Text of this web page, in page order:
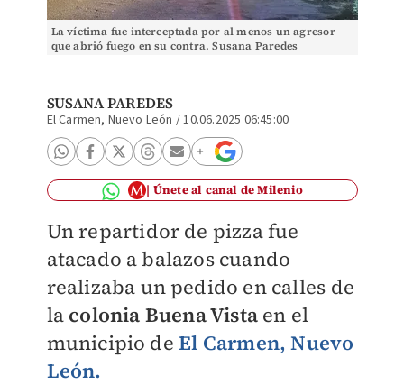
La víctima fue interceptada por al menos un agresor
que abrió fuego en su contra. Susana Paredes
SUSANA PAREDES
El Carmen, Nuevo León /10.06.2025 06:45:00
Únete al canal de Milenio
Un repartidor de pizza fue
atacado a balazos cuando
realizaba un pedido en calles de
la colonia Buena Vistaen el
municipio deEl Carmen, Nuevo
León.